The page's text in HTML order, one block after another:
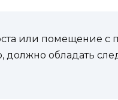
или помещение с
должно обладать